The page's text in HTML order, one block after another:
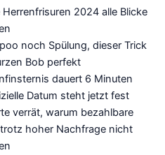
Herrenfrisuren 2024 alle Blicke
noch Spülung, dieser Trick
Bob perfekt
dauert 6 Minuten
Datum steht jetzt fest
verrät, warum bezahlbare
hoher Nachfrage nicht